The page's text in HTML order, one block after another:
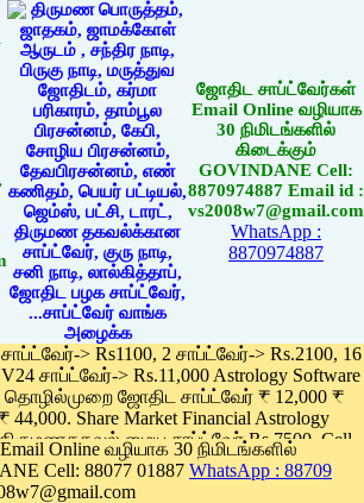
ஜோதிட சாப்ட்வேர்கள்
Email Online வழியாக
30 நிமிடங்களில்
கிடைக்கும்
GOVINDANE Cell:
8870974887 Email id :
vs2008w7@gmail.com
WhatsApp :
8870974887
> Rs1100, 2 சாப்ட்வேர்-> Rs.2100, 16
சாப்ட்வேர்-> Rs.11,000 Astrology Software
தொழில்முறை ஜோதிட சாப்ட்வேர் ₹ 12,000 ₹
44,000. Share Market Financial Astrology
திருமணதகவல் மைய சாப்ட்வேர் Rs.7500, Cell
Phone App Rs. 1100
Pay online
Online வழியாக 30 நிமிடங்களில்
Cell: 88077 01887 WhatsApp : 88709